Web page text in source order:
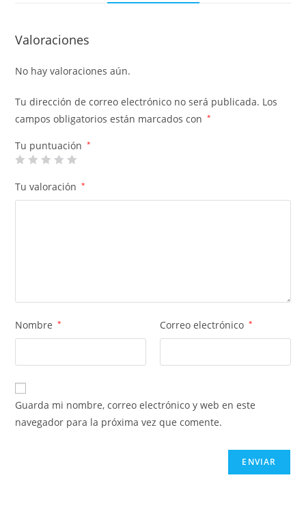
Valoraciones
No hay valoraciones aún.
Tu dirección de correo electrónico no será publicada. Los
campos obligatorios están marcados con
*
Tu puntuación *
Tu valoración *
Nombre * Correo electrónico *
Guarda mi nombre, correo electrónico y web en este
navegador para la próxima vez que comente.